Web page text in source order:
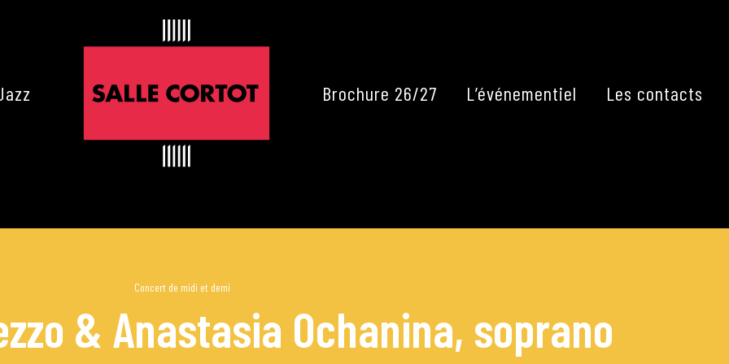
de Cortot
Brochure 26/27 L’événementiel Les contacts
Concert de midi et demi
& Anastasia Ochanina, soprano